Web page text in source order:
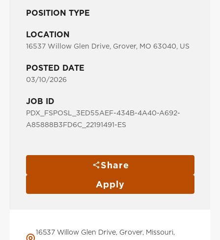
POSITION TYPE
LOCATION
16537 Willow Glen Drive, Grover, MO 63040, US
POSTED DATE
03/10/2026
JOB ID
PDX_FSPOSL_3ED55AEF-434B-4A40-A692-
A85888B3FD6C_22191491-ES
Share
Apply
16537 Willow Glen Drive, Grover, Missouri,